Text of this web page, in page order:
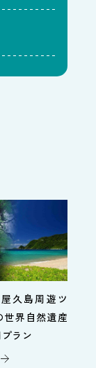
久島周遊ツ
世界自然遺産
ラン